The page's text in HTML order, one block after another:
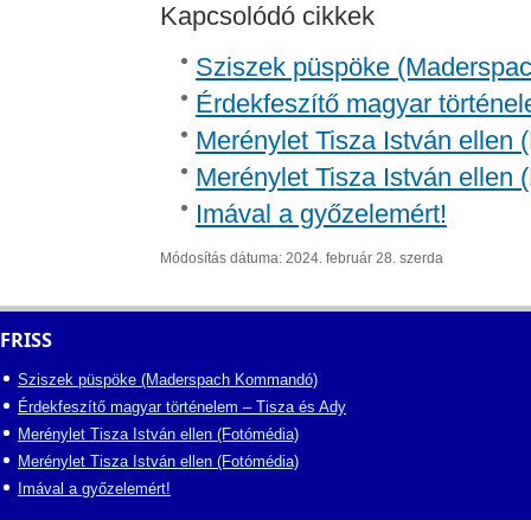
Kapcsolódó cikkek
Sziszek püspöke
Érdekfeszítő magyar
Merénylet Tisza István ellen
Merénylet Tisza István ellen
Imával a győzelemért!
Módosítás dátuma: 2024. február 28. szerda
FRISS
Sziszek püspöke (Maderspach Kommandó)
Érdekfeszítő magyar történelem – Tisza és Ady
Merénylet Tisza István ellen (Fotómédia)
Merénylet Tisza István ellen (Fotómédia)
Imával a győzelemért!